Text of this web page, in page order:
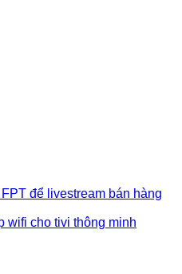
để livestream bán hàng
wifi cho tivi thông minh